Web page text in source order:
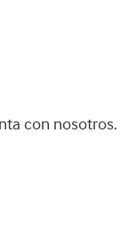
con nosotros.